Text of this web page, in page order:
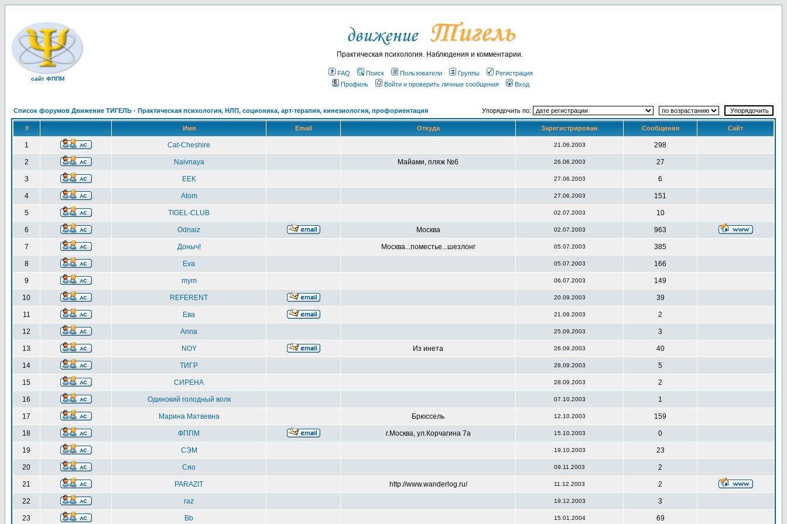
сайт ФППМ
Практическая психология. Наблюдения и комментарии.
FAQ Поиск Пользователи Группы
Регистрация
Профиль
Войти и проверить личные сообщения Вход
Список форумов Движение ТИГЕЛЬ - Практическая психология, НЛП, соционика, арт-терапия, кинезиология, профориентация Упорядочить по:
# Имя Email Откуда Зарегистрирован Сообщения Сайт
1 Cat-Cheshire 21.06.2003 298
2 Naivnaya Майами, пляж №6 26.06.2003 27
3 EEK 27.06.2003 6
4 Atom 27.06.2003 151
5 TIGEL-CLUB 02.07.2003 10
6 Odnaiz Москва 02.07.2003 963
7 Доныч! Москва...поместье...шезлонг 05.07.2003 385
8 Eva 05.07.2003 166
9 mym 06.07.2003 149
10 REFERENT 20.09.2003 39
11 Ева 21.09.2003 2
12 Anna 25.09.2003 3
13 NOY Из инета 26.09.2003 40
14 ТИГР 28.09.2003 5
15 СИРЕНА 28.09.2003 2
16 Одинокий голодный волк 07.10.2003 1
17 Марина Матвевна Брюссель 12.10.2003 159
18 ФППМ г.Москва, ул.Корчагина 7а 15.10.2003 0
19 СЭМ 19.10.2003 23
20 Сяо 09.11.2003 2
21 PARAZIT http://www.wanderlog.ru/ 11.12.2003 2
22 raz 19.12.2003 3
23 Bb 15.01.2004 69